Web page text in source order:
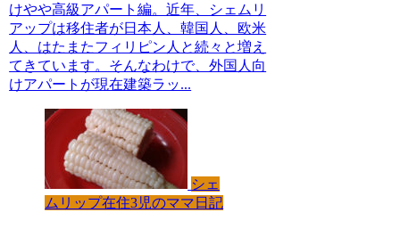
けやや高級アパート編。近年、シェムリ
アップは移住者が日本人、韓国人、欧米
人、はたまたフィリピン人と続々と増え
てきています。そんなわけで、外国人向
けアパートが現在建築ラッ...
シェ
ムリップ在住3児のママ日記